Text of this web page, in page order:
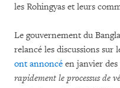
les Rohingyas et leurs
Le gouvernement du
relancé les discussions sur
ont annoncé en janvier
rapidement le processus de